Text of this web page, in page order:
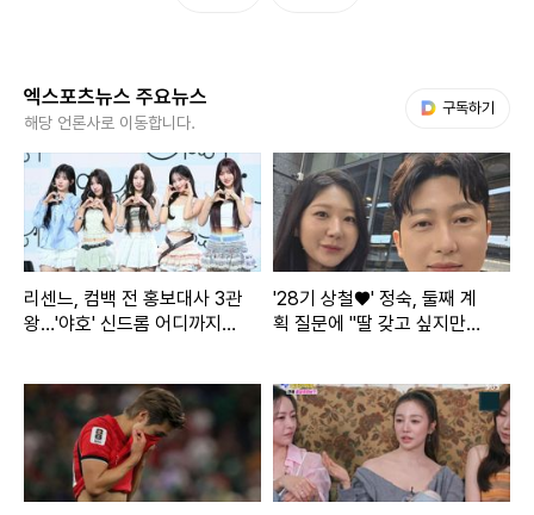
버)'를 선공개한다.
이 곡은 자신에게 좋지 않다는 것을 알지만, 저항할 수 없는 끌
림에 대한 내용이 담겨 있다. 특히, 도미닉 파이크(Dominic Fi
ke)가 피처링에 참여해 기대를 더하고 있다.
이밖에도 이번 앨범에는 차일디쉬 감비노(Childish Gambin
스(Kali Uchis) 등 세계적인 아티스트들과의 협업곡이 수록된
다. 이 소식이 전해지면서 화제를 모은 제니는 정규앨범 발매
전 수록곡 중 하나인 'ZEN(젠)' 뮤직비디오를 기습 공개, 남다
른 스케일이목을 끌기도 했다.
엑스포츠뉴스 주요뉴스
해당 언론사로 이동합니다.
구독하기
리센느, 컴백 전 홍보대사 3관
왕…'야호' 신드롬 어디까지
'28기 상철♥' 정숙, 둘째 계
획 질문에 "딸 갖고 싶지만…